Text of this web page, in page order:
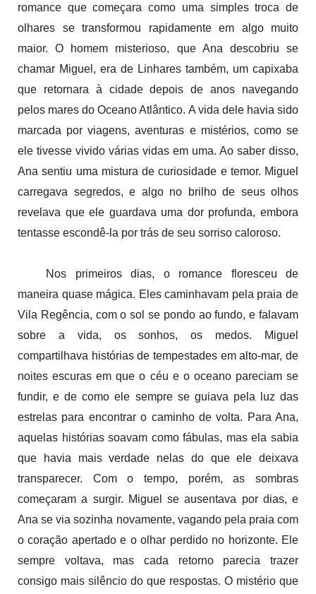
romance que começara como uma simples troca de
olhares se transformou rapidamente em algo muito
maior. O homem misterioso, que Ana descobriu se
chamar Miguel, era de Linhares também, um capixaba
que retornara à cidade depois de anos navegando
pelos mares do Oceano Atlântico. A vida dele havia sido
marcada por viagens, aventuras e mistérios, como se
ele tivesse vivido várias vidas em uma. Ao saber disso,
Ana sentiu uma mistura de curiosidade e temor. Miguel
carregava segredos, e algo no brilho de seus olhos
revelava que ele guardava uma dor profunda, embora
tentasse escondê-la por trás de seu sorriso caloroso.
Nos primeiros dias, o romance floresceu de
maneira quase mágica. Eles caminhavam pela praia de
Vila Regência, com o sol se pondo ao fundo, e falavam
sobre a vida, os sonhos, os medos. Miguel
compartilhava histórias de tempestades em alto-mar, de
noites escuras em que o céu e o oceano pareciam se
fundir, e de como ele sempre se guiava pela luz das
estrelas para encontrar o caminho de volta. Para Ana,
aquelas histórias soavam como fábulas, mas ela sabia
que havia mais verdade nelas do que ele deixava
transparecer. Com o tempo, porém, as sombras
começaram a surgir. Miguel se ausentava por dias, e
Ana se via sozinha novamente, vagando pela praia com
o coração apertado e o olhar perdido no horizonte. Ele
sempre voltava, mas cada retorno parecia trazer
consigo mais silêncio do que respostas. O mistério que